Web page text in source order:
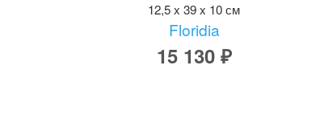
12,5 x 39 x 10 см
Floridia
15 130 ₽